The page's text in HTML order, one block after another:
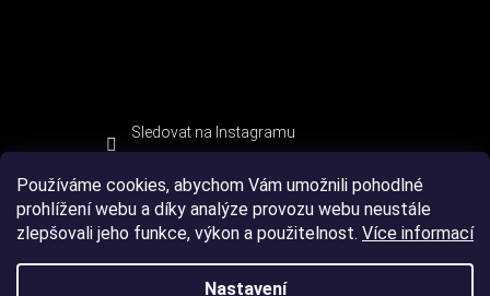
Používáme cookies, abychom Vám umožnili pohodlné
prohlížení webu a díky analýze provozu webu neustále
zlepšovali jeho funkce, výkon a použitelnost. Více informací
Nastavení
Sledovat na Instagramu